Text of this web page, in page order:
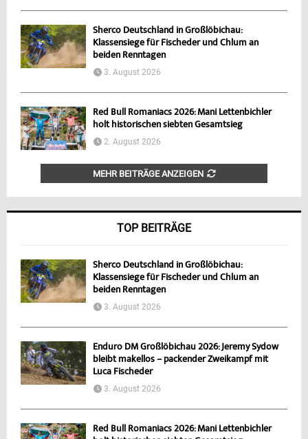
Sherco Deutschland in Großlöbichau:
Klassensiege für Fischeder und Chlum an
beiden Renntagen
3. August 2026
Red Bull Romaniacs 2026: Mani Lettenbichler
holt historischen siebten Gesamtsieg
2. August 2026
MEHR BEITRÄGE ANZEIGEN
TOP BEITRÄGE
Sherco Deutschland in Großlöbichau:
Klassensiege für Fischeder und Chlum an
beiden Renntagen
3. August 2026
Enduro DM Großlöbichau 2026: Jeremy Sydow
bleibt makellos – packender Zweikampf mit
Luca Fischeder
3. August 2026
Red Bull Romaniacs 2026: Mani Lettenbichler